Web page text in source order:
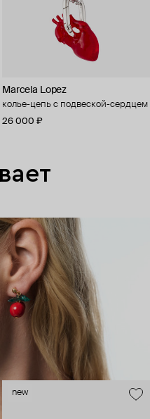
Marcela Lopez
колье-цепь с подвеской-сердцем
26 000 ₽
new